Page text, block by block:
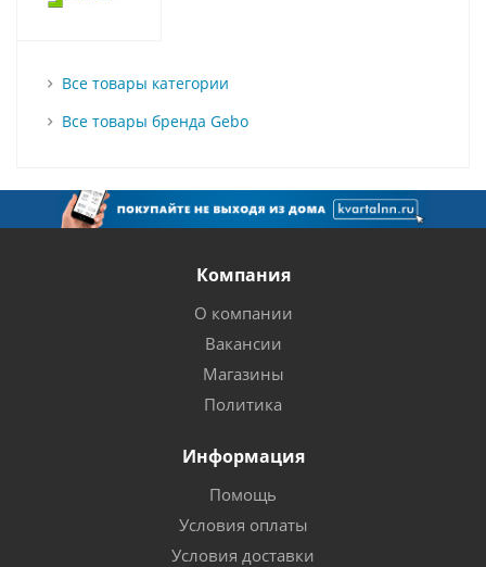
Все товары категории
Все товары бренда Gebo
Компания
О компании
Вакансии
Магазины
Политика
Информация
Помощь
Условия оплаты
Условия доставки